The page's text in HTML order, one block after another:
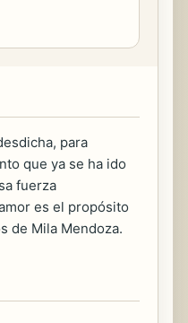
para
que ya se ha ido
fuerza
es el propósito
de Mila Mendoza.